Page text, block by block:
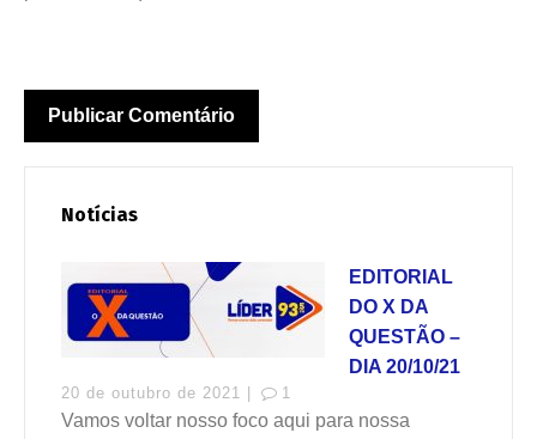
Notícias
EDITORIAL
DO X DA
QUESTÃO –
DIA 20/10/21
20 de outubro de 2021 | 1
Vamos voltar nosso foco aqui para nossa